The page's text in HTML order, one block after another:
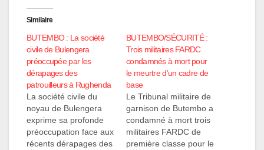
Similaire
BUTEMBO : La société
civile de Bulengera
préoccupée par les
dérapages des
patrouilleurs à Rughenda
La société civile du
noyau de Bulengera
exprime sa profonde
préoccupation face aux
récents dérapages des
BUTEMBO/SÉCURITÉ :
Trois militaires FARDC
condamnés à mort pour
le meurtre d’un cadre de
base
Le Tribunal militaire de
garnison de Butembo a
condamné à mort trois
militaires FARDC de
première classe pour le